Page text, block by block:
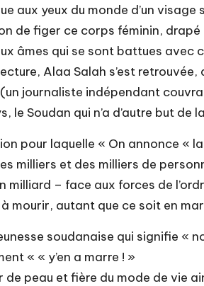
aux yeux du monde d’un
de figer ce corps féminin,
âmes qui se sont battues
Alaa Salah s’est
journaliste indépendant
Soudan qui n’a d’autre but
pour laquelle « On annonce «
milliers et des milliers de
milliard – face aux forces de
autant que ce soit en
soudanaise qui signifie «
« « y’en a marre ! »
peau et fière du mode de vie